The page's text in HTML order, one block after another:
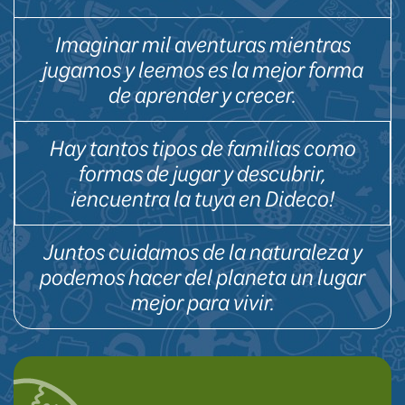
Imaginar mil aventuras mientras
jugamos y leemos es la mejor forma
de aprender y crecer.
Hay tantos tipos de familias como
formas de jugar y descubrir,
¡encuentra la tuya en Dideco!
Juntos cuidamos de la naturaleza y
podemos hacer del planeta un lugar
mejor para vivir.